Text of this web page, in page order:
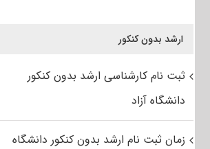
ارشد بدون کنکور
ثبت نام کارشناسی ارشد بدون کنکور
دانشگاه آزاد
زمان ثبت نام ارشد بدون کنکور دانشگاه